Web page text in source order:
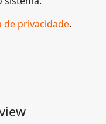
de privacidade.